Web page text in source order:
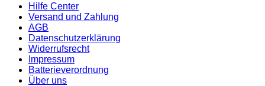
Hilfe Center
Versand und Zahlung
AGB
Datenschutzerklärung
Widerrufsrecht
Impressum
Batterieverordnung
Über uns